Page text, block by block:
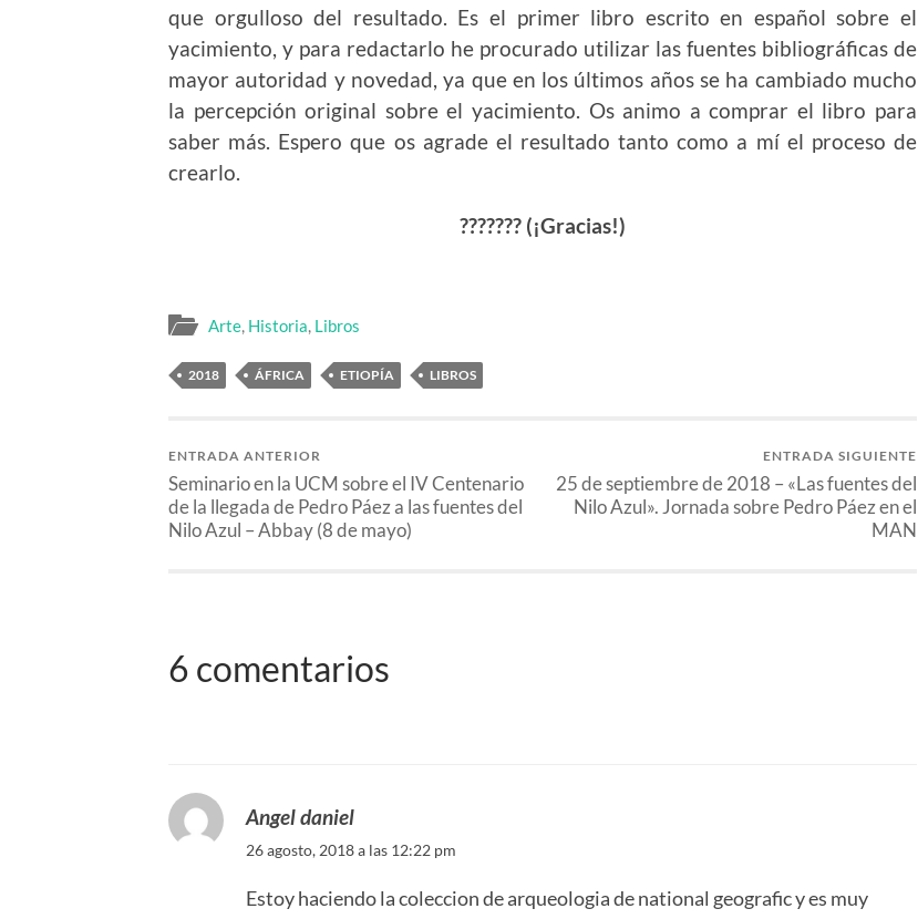
que orgulloso del resultado. Es el primer libro escrito en español sobre el
yacimiento, y para redactarlo he procurado utilizar las fuentes bibliográficas de
mayor autoridad y novedad, ya que en los últimos años se ha cambiado mucho
la percepción original sobre el yacimiento. Os animo a comprar el libro para
saber más. Espero que os agrade el resultado tanto como a mí el proceso de
crearlo.
??????? (¡Gracias!)
Arte, Historia, Libros
2018 ÁFRICA ETIOPÍA LIBROS
ENTRADA ANTERIOR
Seminario en la UCM sobre el IV Centenario
de la llegada de Pedro Páez a las fuentes del
Nilo Azul – Abbay (8 de mayo)
ENTRADA SIGUIENTE
25 de septiembre de 2018 – «Las fuentes del
Nilo Azul». Jornada sobre Pedro Páez en el
MAN
6 comentarios
Angel daniel
26 agosto, 2018 a las 12:22 pm
Estoy haciendo la coleccion de arqueologia de national geografic y es muy